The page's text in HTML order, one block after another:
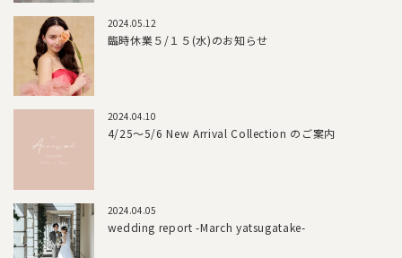
2024.05.12
臨時休業５/１５(水)のお知らせ
2024.04.10
4/25～5/6 New Arrival Collection のご案内
2024.04.05
wedding report -March yatsugatake-